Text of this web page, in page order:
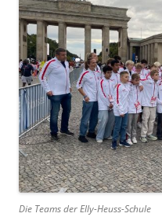
Die Teams der Elly-Heuss-Schule